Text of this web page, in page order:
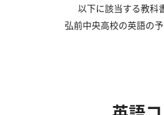
以下に該当する教科
弘前中央高校の英語の